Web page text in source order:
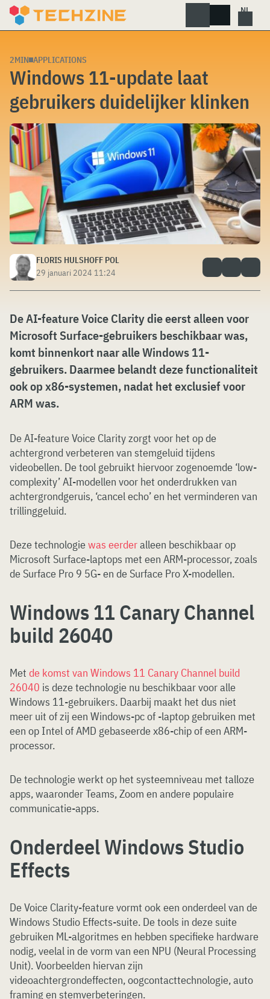
Skip
2MIN APPLICATIONS
Windows 11-update laat
gebruikers duidelijker klinken
FLORIS HULSHOFF POL
29 januari 2024 11:24
De AI-feature Voice Clarity die eerst alleen voor
Microsoft Surface-gebruikers beschikbaar was,
komt binnenkort naar alle Windows 11-
gebruikers. Daarmee belandt deze functionaliteit
ook op x86-systemen, nadat het exclusief voor
ARM was.
De AI-feature Voice Clarity zorgt voor het op de
achtergrond verbeteren van stemgeluid tijdens
videobellen. De tool gebruikt hiervoor zogenoemde ‘low-
complexity’ AI-modellen voor het onderdrukken van
achtergrondgeruis, ‘cancel echo’ en het verminderen van
trillinggeluid.
Deze technologiewas eerderalleen beschikbaar op
Microsoft Surface-laptops met een ARM-processor, zoals
de Surface Pro 9 5G- en de Surface Pro X-modellen.
Windows 11 Canary Channel
build 26040
Met de komst van Windows 11 Canary Channel build
26040 is deze technologie nu beschikbaar voor alle
Windows 11-gebruikers. Daarbij maakt het dus niet
meer uit of zij een Windows-pc of -laptop gebruiken met
een op Intel of AMD gebaseerde x86-chip of een ARM-
processor.
De technologie werkt op het systeemniveau met talloze
apps, waaronder Teams, Zoom en andere populaire
communicatie-apps.
Onderdeel Windows Studio
Effects
De Voice Clarity-feature vormt ook een onderdeel van de
Windows Studio Effects-suite. De tools in deze suite
gebruiken ML-algoritmes en hebben specifieke hardware
nodig, veelal in de vorm van een NPU (Neural Processing
Unit). Voorbeelden hiervan zijn
videoachtergrondeffecten, oogcontacttechnologie, auto
framing en stemverbeteringen.